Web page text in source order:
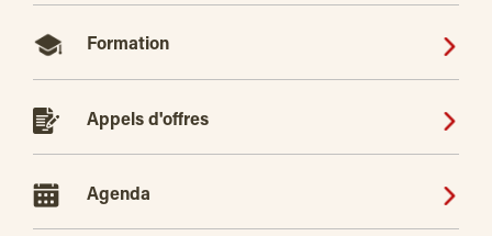
Formation
Appels d'offres
Agenda